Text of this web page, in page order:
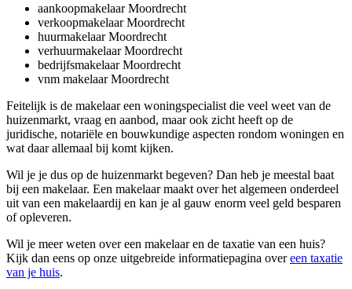
aankoopmakelaar Moordrecht
verkoopmakelaar Moordrecht
huurmakelaar Moordrecht
verhuurmakelaar Moordrecht
bedrijfsmakelaar Moordrecht
vnm makelaar Moordrecht
Feitelijk is de makelaar een woningspecialist die veel weet van de
huizenmarkt, vraag en aanbod, maar ook zicht heeft op de
juridische, notariële en bouwkundige aspecten rondom woningen en
wat daar allemaal bij komt kijken.
Wil je je dus op de huizenmarkt begeven? Dan heb je meestal baat
bij een makelaar. Een makelaar maakt over het algemeen onderdeel
uit van een makelaardij en kan je al gauw enorm veel geld besparen
of opleveren.
Wil je meer weten over een makelaar en de taxatie van een huis?
Kijk dan eens op onze uitgebreide informatiepagina overeen taxatie
van je huis.